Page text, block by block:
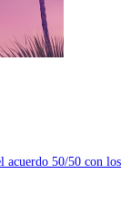
acuerdo 50/50 con los